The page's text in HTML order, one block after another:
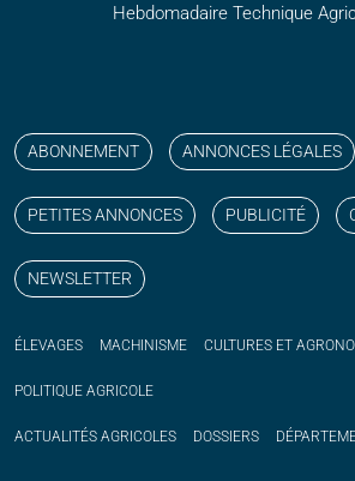
Hebdomadaire Technique
ABONNEMENT ANNONCES LÉGALES
PETITES ANNONCES PUBLICITÉ
NEWSLETTER
ÉLEVAGES MACHINISME CULTURES ET
POLITIQUE AGRICOLE
ACTUALITÉS AGRICOLES DOSSIERS